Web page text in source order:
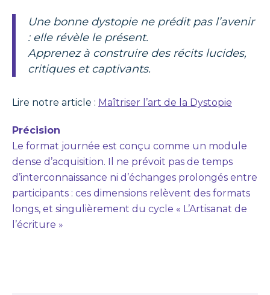
Une bonne dystopie ne prédit pas l’avenir
: elle révèle le présent.
Apprenez à construire des récits lucides,
critiques et captivants.
Lire notre article : Maîtriser l’art de la Dystopie
Précision
Le format journée est conçu comme un module
dense d’acquisition. Il ne prévoit pas de temps
d’interconnaissance ni d’échanges prolongés entre
participants : ces dimensions relèvent des formats
longs, et singulièrement du cycle « L’Artisanat de
l’écriture »